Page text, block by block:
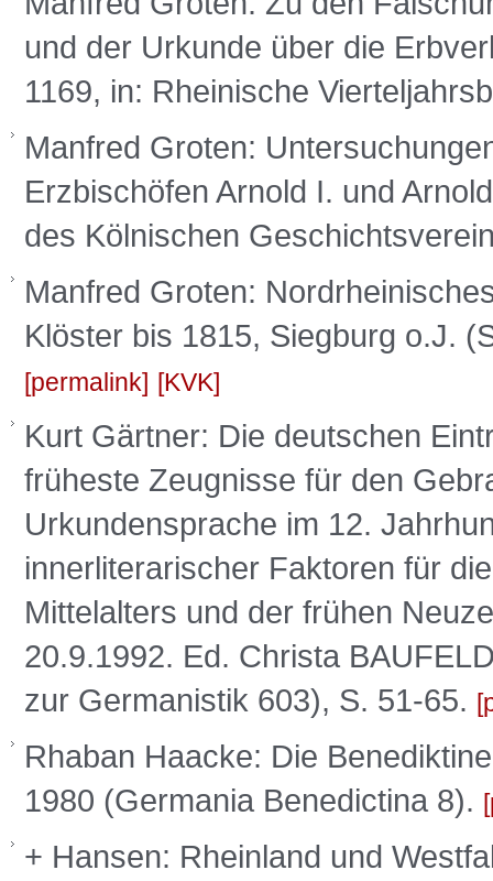
und der Urkunde über die
1169, in: Rheinische
Manfred Groten:
Erzbischöfen Arnold I. und
des Kölnischen
Manfred Groten:
Klöster bis 1815, Siegburg o.J.
permalink KVK
Kurt Gärtner: Die deutschen
früheste Zeugnisse für den
Urkundensprache im 12.
innerliterarischer Faktoren für
Mittelalters und der frühen
20.9.1992. Ed. Christa
zur Germanistik 603), S. 51-65.
Rhaban Haacke: Die
1980 (Germania Benedictina 8).
+ Hansen: Rheinland und